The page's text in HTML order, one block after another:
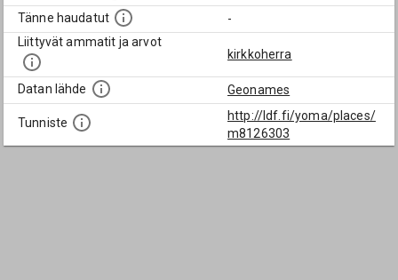
Tänne haudatut
-
Liittyvät ammatit ja arvot
kirkkoherra
Datan lähde Geonames
Tunniste
http://ldf.fi/yoma/places/
m8126303